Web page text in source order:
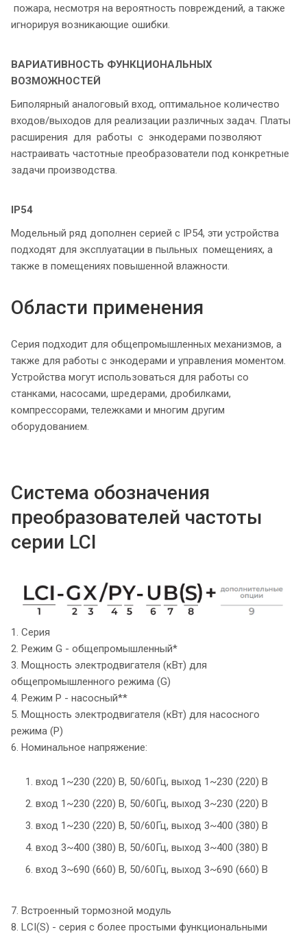
пожара, несмотря на вероятность повреждений, а также
игнорируя возникающие ошибки.
ВАРИАТИВНОСТЬ ФУНКЦИОНАЛЬНЫХ
ВОЗМОЖНОСТЕЙ
Биполярный аналоговый вход, оптимальное количество
входов/выходов для реализации различных задач. Платы
расширения для работы с энкодерами позволяют
настраивать частотные преобразователи под конкретные
задачи производства.
IP54
Модельный ряд дополнен серией с IP54, эти устройства
подходят для эксплуатации в пыльных помещениях, а
также в помещениях повышенной влажности.
Области применения
Серия подходит для общепромышленных механизмов, а
также для работы с энкодерами и управления моментом.
Устройства могут использоваться для работы со
станками, насосами, шредерами, дробилками,
компрессорами, тележками и многим другим
оборудованием.
Система обозначения
преобразователей частоты
серии LCI
1. Серия
2. Режим G - общепромышленный*
3. Мощность электродвигателя (кВт) для
общепромышленного режима (G)
4. Режим P - насосный**
5. Мощность электродвигателя (кВт) для насосного
режима (P)
6. Номинальное напряжение:
1. вход 1~230 (220) В, 50/60Гц, выход 1~230 (220) В
2. вход 1~230 (220) В, 50/60Гц, выход 3~230 (220) В
3. вход 1~230 (220) В, 50/60Гц, выход 3~400 (380) В
4. вход 3~400 (380) В, 50/60Гц, выход 3~400 (380) В
6. вход 3~690 (660) В, 50/60Гц, выход 3~690 (660) В
7. Встроенный тормозной модуль
8. LCI(S) - серия с более простыми функциональными